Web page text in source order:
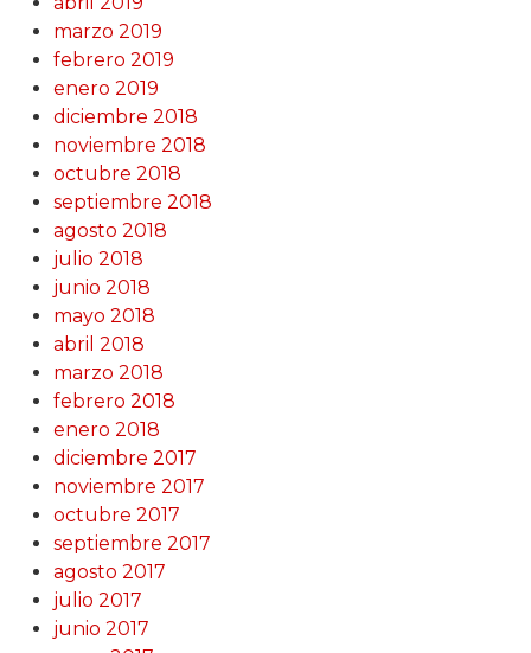
marzo 2019
febrero 2019
enero 2019
diciembre 2018
noviembre 2018
octubre 2018
septiembre 2018
agosto 2018
julio 2018
junio 2018
mayo 2018
abril 2018
marzo 2018
febrero 2018
enero 2018
diciembre 2017
noviembre 2017
octubre 2017
septiembre 2017
agosto 2017
julio 2017
junio 2017